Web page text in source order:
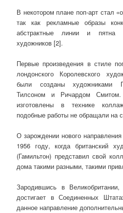
В некотором плане поп-арт стал
так как рекламные образы
абстрактные линии и пятна
художников [2].
Первые произведения в стиле
лондонского Королевского
были созданы художниками
Тилсоном и Ричардом
изготовлены в технике
подобные работы не обращали на
О зарождении нового
1956 году, когда британский
(Гамильтон) представил свой
дома такими разными, такими
Зародившись в Великобритании,
достигает в Соединенных
данное направление